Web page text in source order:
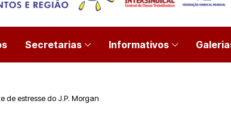
Secretarias Informativos
de estresse do J.P. Morgan